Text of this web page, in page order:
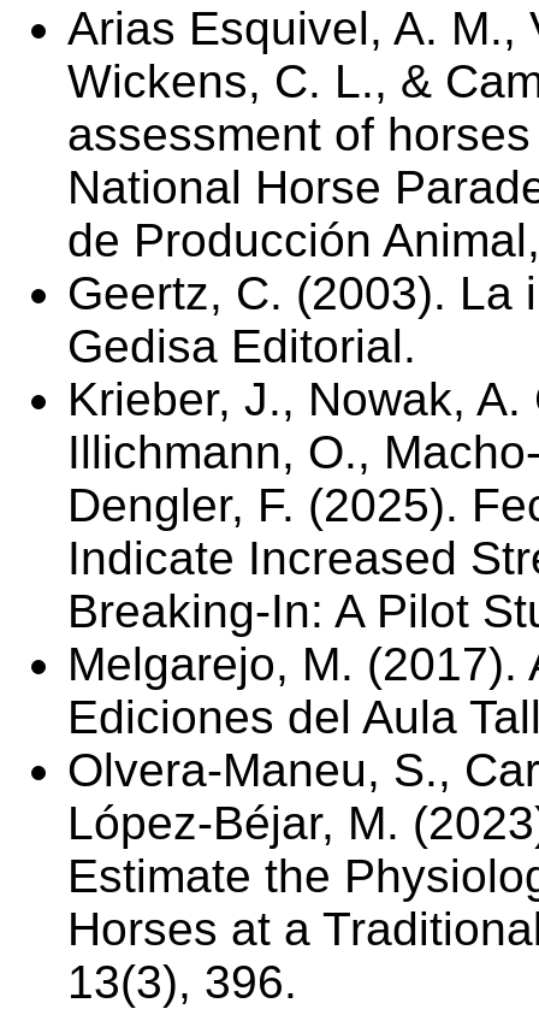
Arias Esquivel, A. M.,
Wickens, C. L., &
assessment of
National Horse
de Producción
Geertz, C. (2003). La
Gedisa Editorial.
Krieber, J., Nowak,
Illichmann, O.,
Dengler, F. (2025).
Indicate Increased
Breaking-In: A Pilot
Melgarejo, M.
Ediciones del Aula
Olvera-Maneu, S.,
López-Béjar, M.
Estimate the
Horses at a
13(3), 396.